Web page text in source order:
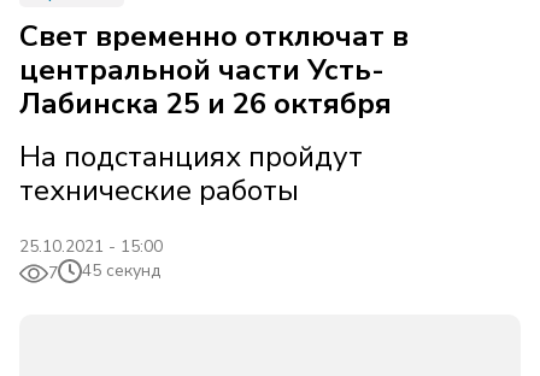
Свет временно отключат в
центральной части Усть-
Лабинска 25 и 26 октября
На подстанциях пройдут
технические работы
25.10.2021 - 15:00
7
45 секунд